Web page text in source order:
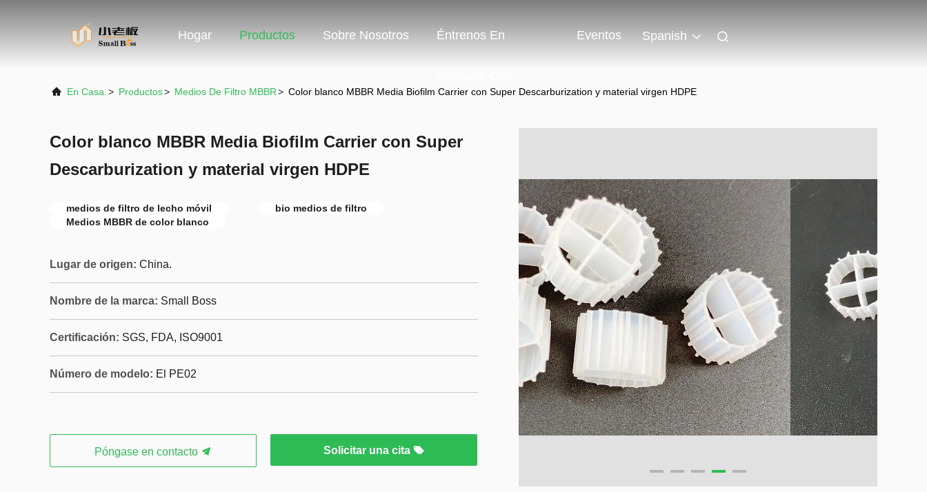
Hogar Productos Sobre Nosotros Éntrenos En Eventos Spanish
En Casa. > Productos> Medios De Filtro MBBR> Color blanco MBBR Media Biofilm Carrier con Super Descarburization y material virgen HDPE
Color blanco MBBR Media Biofilm Carrier con Super
Descarburization y material virgen HDPE
medios de filtro de lecho móvil
bio medios de filtro
Medios MBBR de color blanco
Lugar de origen: China.
Nombre de la marca: Small Boss
Certificación: SGS, FDA, ISO9001
Número de modelo: El PE02
Póngase en contacto Solicitar una cita